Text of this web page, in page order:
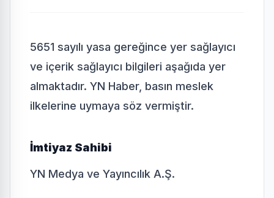
5651 sayılı yasa gereğince yer sağlayıcı
ve içerik sağlayıcı bilgileri aşağıda yer
almaktadır. YN Haber, basın meslek
ilkelerine uymaya söz vermiştir.
İmtiyaz Sahibi
YN Medya ve Yayıncılık A.Ş.